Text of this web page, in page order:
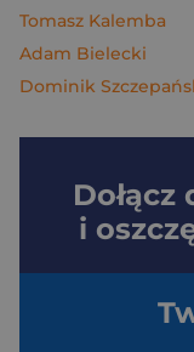
Tomasz Kalemba
Adam Bielecki
Dominik
Dołącz
i